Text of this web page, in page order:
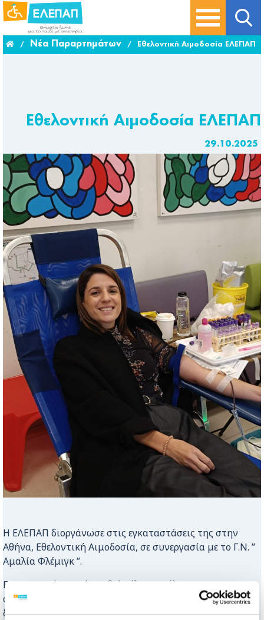
/ Νέα Παραρτημάτων / Εθελοντική Αιμοδοσία ΕΛΕΠΑΠ
Εθελοντική Αιμοδοσία ΕΛΕΠΑΠ
29.10.2025
Η ΕΛΕΠΑΠ διοργάνωσε στις εγκαταστάσεις της στην
Αθήνα, Εθελοντική Αιμοδοσία, σε συνεργασία με το Γ.Ν. ”
Αμαλία Φλέμιγκ ”.
Ευχαριστούμε από καρδιάς όλες και όλους που
αγκάλιασαν την πρωτοβουλία μας και πρόσφεραν τη
δική τους πράξη αγάπης.